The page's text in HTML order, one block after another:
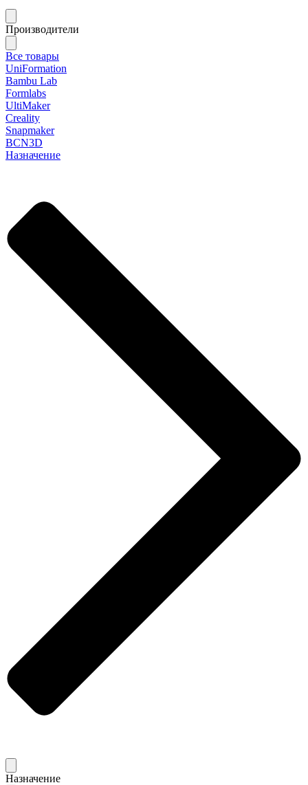
Производители
Все товары
UniFormation
Bambu Lab
Formlabs
UltiMaker
Creality
Snapmaker
BCN3D
Назначение
Назначение